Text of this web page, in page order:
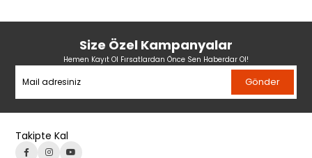
Size Özel Kampanyalar
Hemen Kayıt Ol Fırsatlardan Önce Sen Haberdar Ol!
Gönder
Takipte Kal